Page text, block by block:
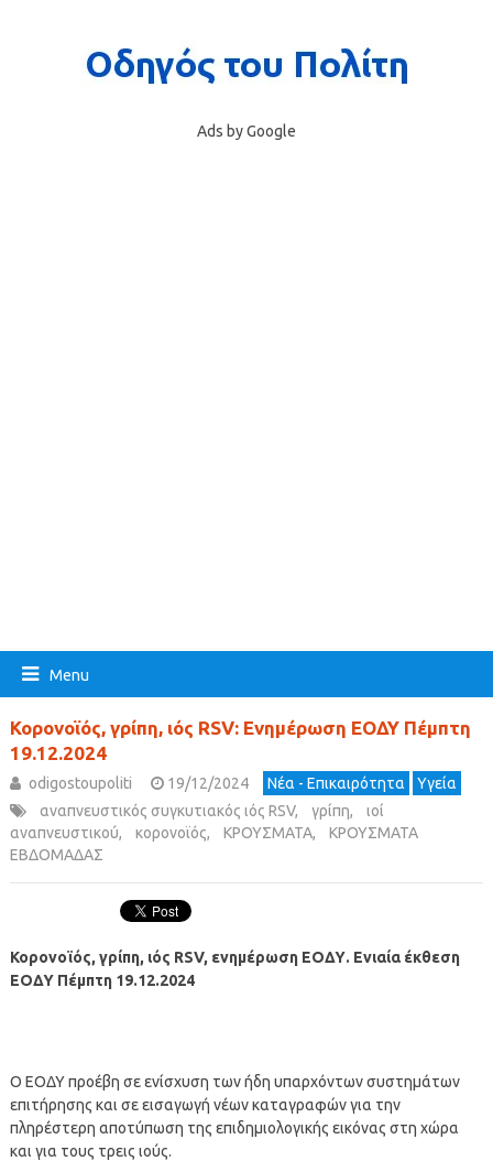
Ads by Google
Menu
Κορονοϊός, γρίπη, ιός RSV: Ενημέρωση ΕΟΔΥ Πέμπτη
19.12.2024
odigostoupoliti 19/12/2024 Νέα - Επικαιρότητα
Υγεία
αναπνευστικός συγκυτιακός ιός RSV, γρίπη,
ιοί
αναπνευστικού, κορονοϊός, ΚΡΟΥΣΜΑΤΑ,
ΚΡΟΥΣΜΑΤΑ
ΕΒΔΟΜΑΔΑΣ
Κορονοϊός, γρίπη, ιός RSV, ενημέρωση ΕΟΔΥ. Ενιαία έκθεση
ΕΟΔΥ Πέμπτη 19.12.2024
Ο ΕΟΔΥ προέβη σε ενίσχυση των ήδη υπαρχόντων συστημάτων
επιτήρησης και σε εισαγωγή νέων καταγραφών για την
πληρέστερη αποτύπωση της επιδημιολογικής εικόνας στη χώρα
και για τους τρεις ιούς.